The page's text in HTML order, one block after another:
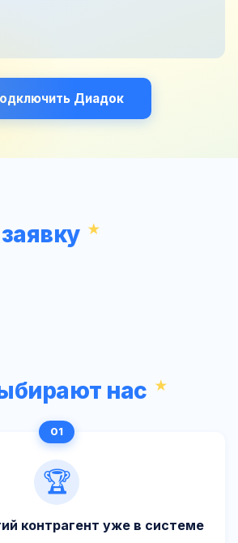
Диадок
нас
🏆
контрагент уже в системе